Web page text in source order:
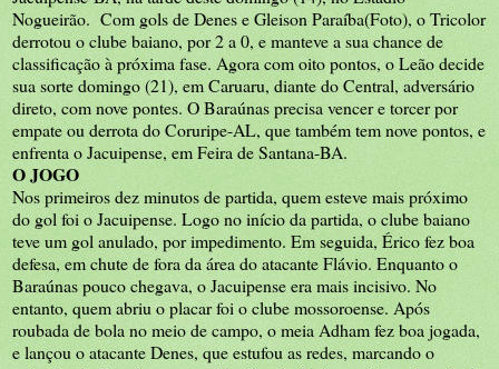
Nogueirão. Com gols de Denes e Gleison Paraíba(Foto), o Tricolor
derrotou o clube baiano, por 2 a 0, e manteve a sua chance de
classificação à próxima fase. Agora com oito pontos, o Leão decide
sua sorte domingo (21), em Caruaru, diante do Central, adversário
direto, com nove pontes. O Baraúnas precisa vencer e torcer por
empate ou derrota do Coruripe-AL, que também tem nove pontos, e
enfrenta o Jacuipense, em Feira de Santana-BA.
O JOGO
Nos primeiros dez minutos de partida, quem esteve mais próximo
do gol foi o Jacuipense. Logo no início da partida, o clube baiano
teve um gol anulado, por impedimento. Em seguida, Érico fez boa
defesa, em chute de fora da área do atacante Flávio. Enquanto o
Baraúnas pouco chegava, o Jacuipense era mais incisivo. No
entanto, quem abriu o placar foi o clube mossoroense. Após
roubada de bola no meio de campo, o meia Adham fez boa jogada,
e lançou o atacante Denes, que estufou as redes, marcando o